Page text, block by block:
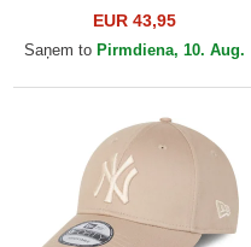
no New York Yankees MLB
no New Era
EUR 43,95
Saņem to Pirmdiena, 10. Aug.